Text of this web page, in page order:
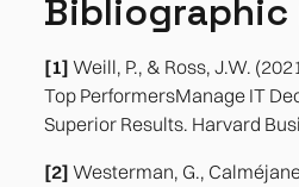
Bibliographic
[1]Weill, P., & Ross, J.W.
Top PerformersManage IT
Superior Results. Harvard
[2]Westerman, G.,